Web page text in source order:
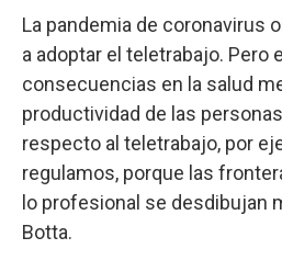
La pandemia de coronavirus
a adoptar el teletrabajo. Pero
consecuencias en la salud
productividad de las
respecto al teletrabajo, por
regulamos, porque las
lo profesional se desdibujan
Botta.